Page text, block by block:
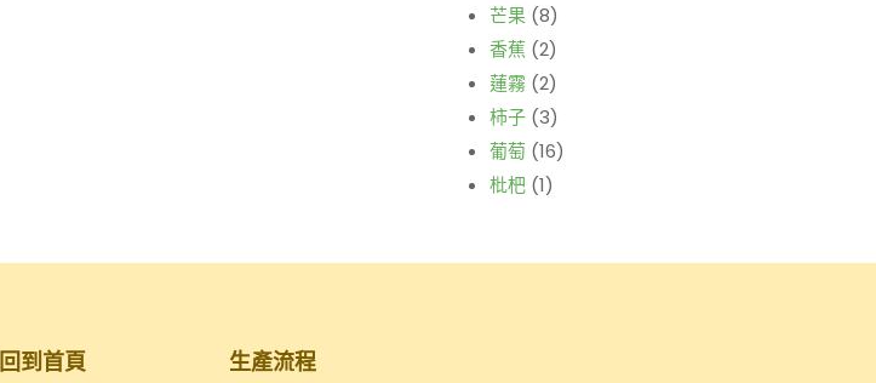
芒果 (8)
香蕉 (2)
蓮霧 (2)
柿子 (3)
葡萄 (16)
枇杷 (1)
回到首頁 生產流程